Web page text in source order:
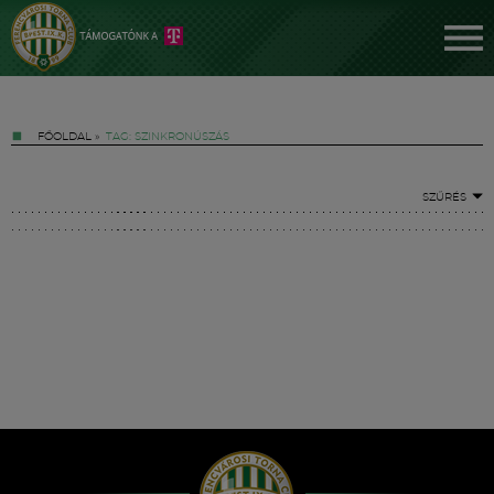
FŐOLDAL » TAG: SZINKRONÚSZÁS
SZŰRÉS
Hírek